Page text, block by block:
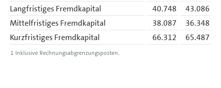
Langfristiges Fremdkapital
40.748
43.086
Mittelfristiges Fremdkapital
38.087
36.348
Kurzfristiges Fremdkapital
66.312 65.487
1 Inklusive Rechnungsabgrenzungsposten.